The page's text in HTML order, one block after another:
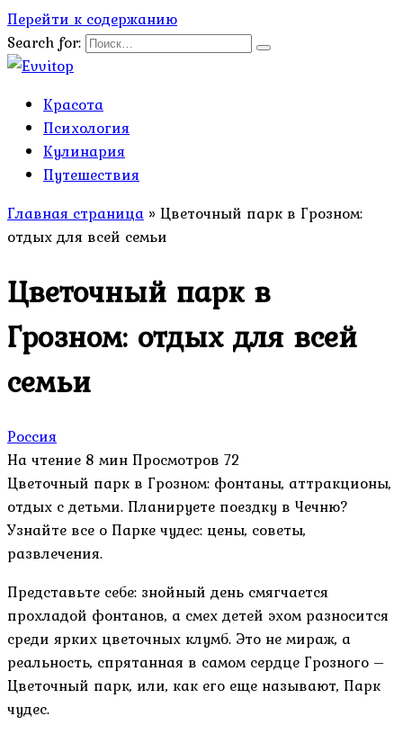
Перейти к содержанию
Search for:
Красота
Психология
Кулинария
Путешествия
Главная страница » Цветочный парк в Грозном:
отдых для всей семьи
Цветочный парк в
Грозном: отдых для всей
семьи
Россия
На чтение 8 мин Просмотров 72
Цветочный парк в Грозном: фонтаны, аттракционы,
отдых с детьми. Планируете поездку в Чечню?
Узнайте все о Парке чудес: цены, советы,
развлечения.
Представьте себе: знойный день смягчается
прохладой фонтанов, а смех детей эхом разносится
среди ярких цветочных клумб. Это не мираж, а
реальность, спрятанная в самом сердце Грозного –
Цветочный парк, или, как его еще называют, Парк
чудес.